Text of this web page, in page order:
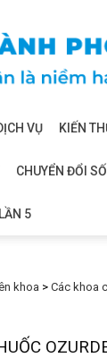
VỤ KIẾN
CHUYỂN ĐỔI
5
khoa > Các khoa